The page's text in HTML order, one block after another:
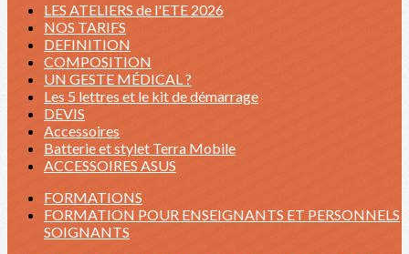
LES ATELIERS de l'ETE 2026
NOS TARIFS
DEFINITION
COMPOSITION
UN GESTE MÉDICAL ?
Les 5 lettres et le kit de démarrage
DEVIS
Accessoires
Batterie et stylet Terra Mobile
ACCESSOIRES ASUS
FORMATIONS
FORMATION POUR ENSEIGNANTS ET PERSONNELS
SOIGNANTS